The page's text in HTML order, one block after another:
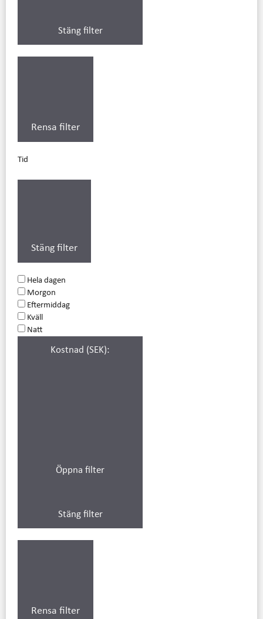
Stäng filter
Rensa filter
Tid
Stäng filter
Hela dagen
Morgon
Eftermiddag
Kväll
Natt
Kostnad (SEK):
Öppna filter
Stäng filter
Rensa filter